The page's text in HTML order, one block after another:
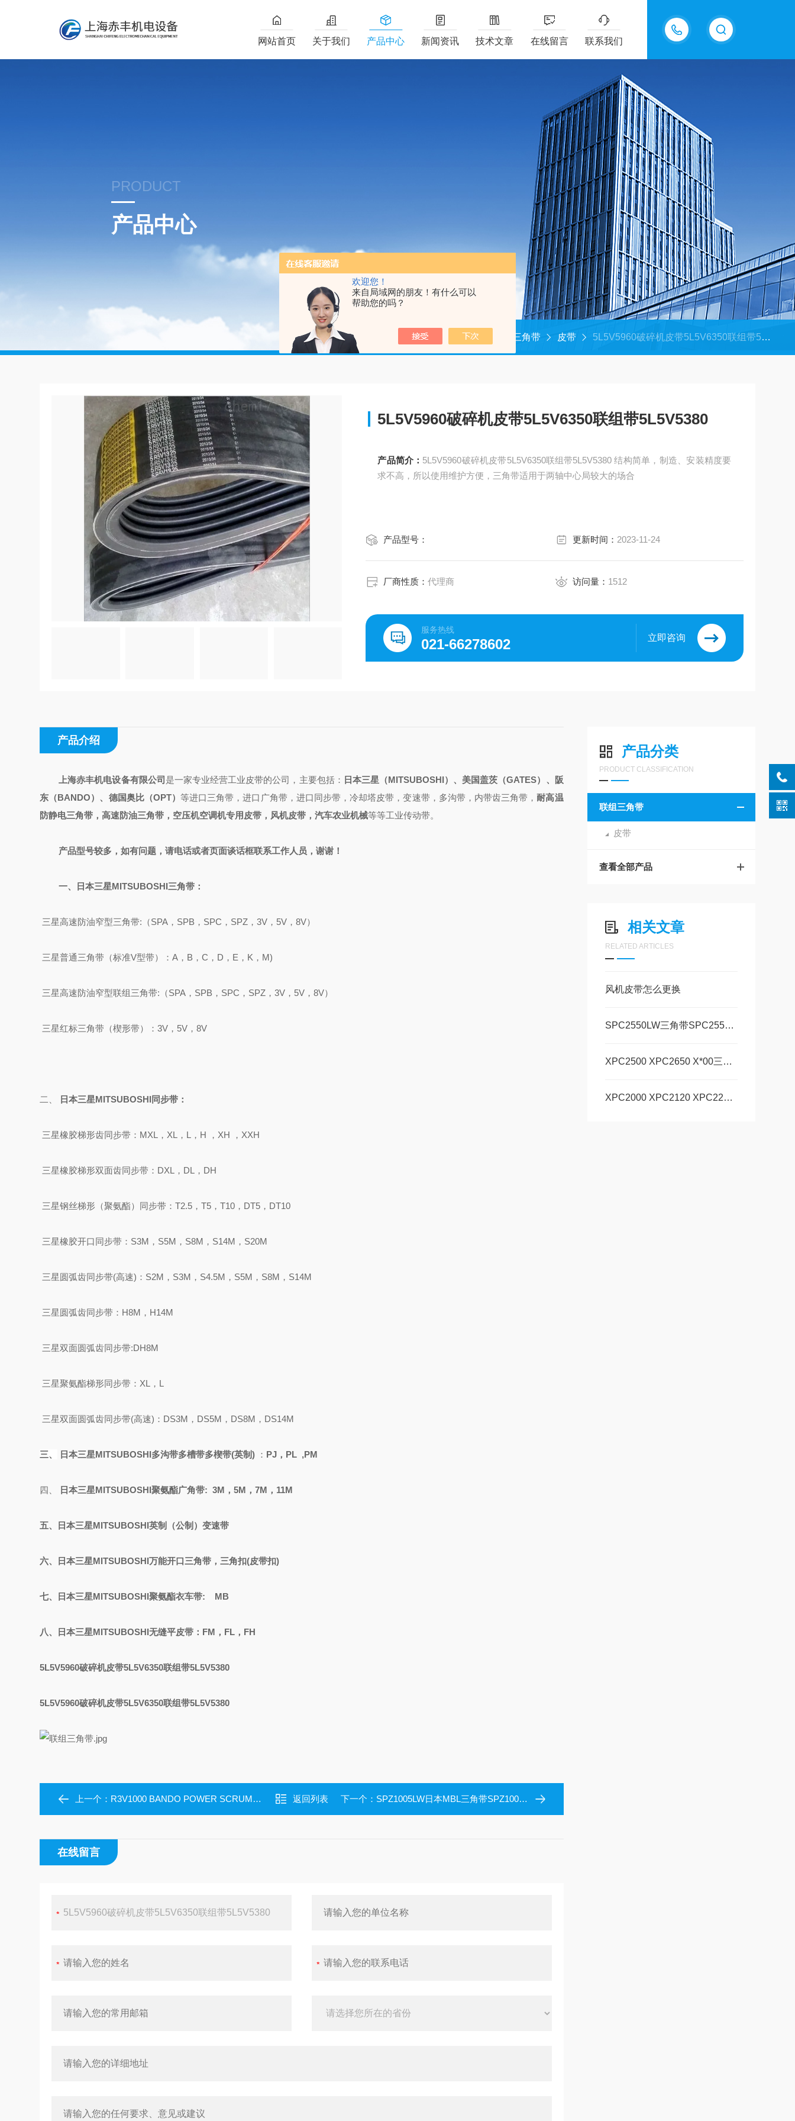
欢迎您！
来自局域网的朋友！有什么可以
帮助您的吗？
15618576711
网站首页 关于我们 产品中心 新闻资讯 技术文章 在线留言 联系我们
PRODUCT
产品中心
首页 产品中心 联组三角带 皮带 5L5V5960破碎机皮带5L5V6350联组带5L5V5380
5L5V5960破碎机皮带5L5V6350联组带5L5V5380
产品简介： 5L5V5960破碎机皮带5L5V6350联组带5L5V5380 结构简单，制造、安装精度要
求不高，所以使用维护方便，三角带适用于两轴中心局较大的场合
产品型号： 更新时间： 2023-11-24
厂商性质：代理商 访问量： 1512
服务热线
021-66278602 立即咨询
产品分类
PRODUCT CLASSIFICATION
联组三角带
皮带
查看全部产品
相关文章
RELATED ARTICLES
风机皮带怎么更换
SPC2550LW三角带SPC2550LW皮带
XPC2500 XPC2650 X*00三角带破损危害
XPC2000 XPC2120 XPC2240三角带断裂问题
产品介绍
上海赤丰机电设备有限公司 是一家专业经营工业皮带的公司，主要包括： 日本三星（MITSUBOSHI）、美国盖茨（GATES）、阪
东（BANDO）、德国奥比（OPT） 等进口三角带，进口广角带，进口同步带，冷却塔皮带，变速带，多沟带，内带齿三角带，耐高温
防静电三角带，高速防油三角带，空压机空调机专用皮带，风机皮带，汽车农业机械等等工业传动带。
产品型号较多，如有问题，请电话或者页面谈话框联系工作人员，谢谢！
一、 日本三星MITSUBOSHI三角带 ：
三星高速防油窄型三角带: （SPA，SPB，SPC，SPZ，3V ， 5V，8V）
三星普通三角带（标准V型带）：A，B，C，D，E，K，M)
三星高速防油窄型联组三角带: （SPA，SPB，SPC，SPZ，3V，5V，8V）
三星红标三角带（楔形带）：3V，5V，8V
二、 日本三星MITSUBOSHI同步带 ：
三星橡胶梯形齿同步带： MXL，XL，L，H ，XH ，XXH
三星橡胶梯形双面齿同步带： DXL，DL，DH
三星钢丝梯形（聚氨酯）同步带：T2.5，T5，T10，DT5，DT10
三星橡胶开口同步带： S3M，S5M，S8M，S14M，S20M
三星圆弧齿同步带(高速)：S2M，S3M，S4.5M，S5M，S8M，S14M
三星圆弧齿同步带： H8M，H14M
三星双面圆弧齿同步带:DH8M
三星聚氨酯梯形同步带： XL，L
三星双面圆弧齿同步带(高速)：DS3M，DS5M，DS8M，DS14M
三、 日本三星MITSUBOSHI多沟带多槽带多楔带(英制) ： PJ，PL ,PM
四、 日本三星MITSUBOSHI聚氨酯广角带: 3M，5M，7M，11M
五、日本三星MITSUBOSHI英制（公制）变速带
六、日本三星MITSUBOSHI万能开口三角带，三角扣(皮带扣)
七、日本三星MITSUBOSHI聚氨酯衣车带: MB
八、日本三星MITSUBOSHI无缝平皮带：FM，FL，FH
5L5V5960破碎机皮带5L5V6350联组带5L5V5380
5L5V5960破碎机皮带5L5V6350联组带5L5V5380
上一个： R3V1000 BANDO POWER SCRUM联组三角带 返回列表 下一个： SPZ1005LW日本MBL三角带SPZ1005LW高温皮带
在线留言